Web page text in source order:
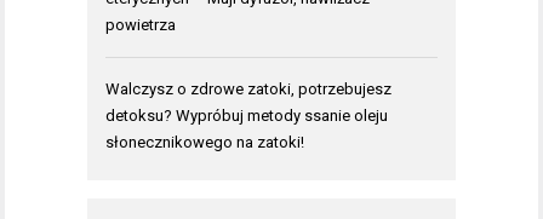
powietrza
Walczysz o zdrowe zatoki, potrzebujesz
detoksu? Wypróbuj metody ssanie oleju
słonecznikowego na zatoki!